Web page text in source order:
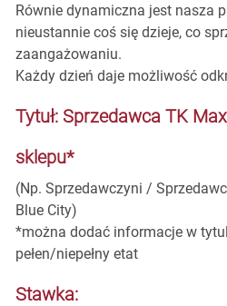
Równie dynamiczna jest nasza
nieustannie coś się dzieje, co
zaangażowaniu.
Każdy dzień daje możliwość
Tytuł: Sprzedawca TK
sklepu*
(Np. Sprzedawczyni /
Blue City)
*można dodać informacje w
pełen/niepełny etat
Stawka: